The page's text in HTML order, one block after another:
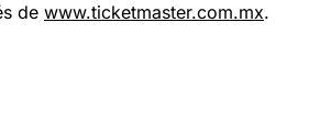
de www.ticketmaster.com.mx.